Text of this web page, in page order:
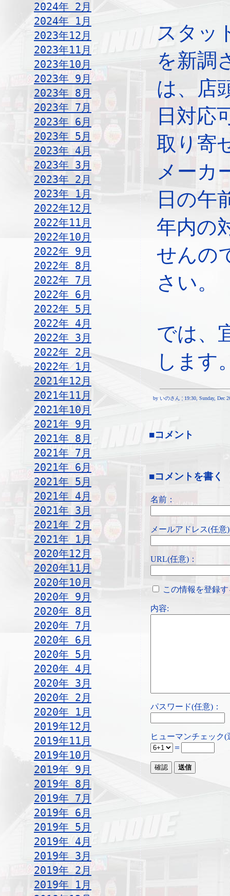
2024年 2月
2024年 1月
2023年12月
2023年11月
2023年10月
2023年 9月
2023年 8月
2023年 7月
2023年 6月
2023年 5月
2023年 4月
2023年 3月
2023年 2月
2023年 1月
2022年12月
2022年11月
2022年10月
2022年 9月
2022年 8月
2022年 7月
2022年 6月
2022年 5月
2022年 4月
2022年 3月
2022年 2月
2022年 1月
2021年12月
2021年11月
2021年10月
2021年 9月
2021年 8月
2021年 7月
2021年 6月
2021年 5月
2021年 4月
2021年 3月
2021年 2月
2021年 1月
2020年12月
2020年11月
2020年10月
2020年 9月
2020年 8月
2020年 7月
2020年 6月
2020年 5月
2020年 4月
2020年 3月
2020年 2月
2020年 1月
2019年12月
2019年11月
2019年10月
2019年 9月
2019年 8月
2019年 7月
2019年 6月
2019年 5月
2019年 4月
2019年 3月
2019年 2月
2019年 1月
スタッ
を新調
は、店
日対応
取り寄
メーカ
日の午
年内の
せんの
さい。
では、
します
by いのさん ¦ 19:30, Sunday, Dec
■コメント
■コメントを書く
名前：
メールアドレス(任意
URL(任意)：
この情報を登録
内容:
パスワード(任意)：
ヒューマンチェック
＝